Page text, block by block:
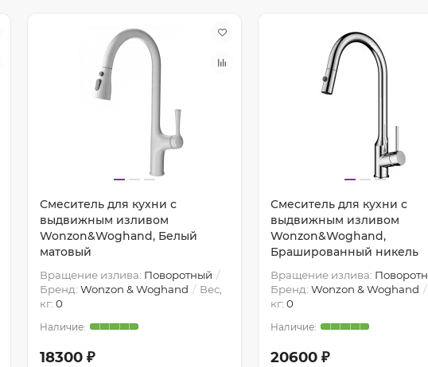
Смеситель для кухни с
выдвижным изливом
Wonzon&Woghand, Белый
матовый
Вращение излива: Поворотный
Бренд: Wonzon & Woghand
Вес,
кг: 0
18300 ₽
Смеситель для кухни с
выдвижным изливом
Wonzon&Woghand,
Брашированный никель
Вращение излива:
Бренд: Wonzon & Woghand
кг: 0
20600 ₽